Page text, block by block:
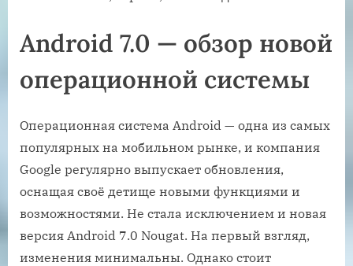
Android 7.0 — обзор новой
операционной системы
Операционная система Android — одна из самых
популярных на мобильном рынке, и компания
Google регулярно выпускает обновления,
оснащая своё детище новыми функциями и
возможностями. Не стала исключением и новая
версия Android 7.0 Nougat. На первый взгляд,
изменения минимальны. Однако стоит